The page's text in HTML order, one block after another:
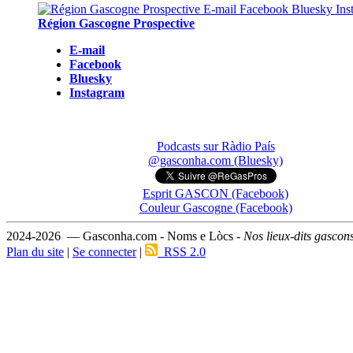
Région Gascogne Prospective
E-mail
Facebook
Bluesky
Instagram
Podcasts sur Ràdio País
@gasconha.com (Bluesky)
Esprit GASCON (Facebook)
Couleur Gascogne (Facebook)
2024-2026 — Gasconha.com - Noms e Lòcs - Nos lieux-dits
Plan du site | Se connecter| RSS 2.0